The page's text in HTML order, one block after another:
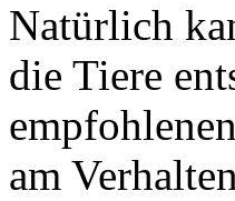
Natürlich
die Tiere
am